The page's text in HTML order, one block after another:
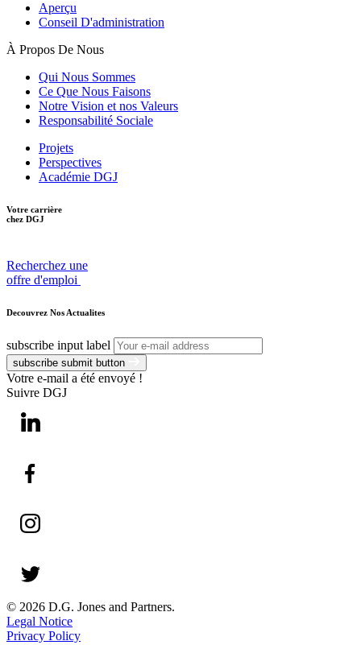
Aperçu
Conseil D'administration
À Propos De Nous
Qui Nous Sommes
Ce Que Nous Faisons
Notre Vision et nos Valeurs
Responsabilité Sociale
Projets
Perspectives
Académie DGJ
Votre carrière
chez DGJ
Recherchez une
offre d'emploi
Decouvrez Nos Actualites
subscribe input label
subscribe submit button
Votre e-mail a été envoyé !
Suivre DGJ
© 2026 D.G. Jones and Partners.
Legal Notice
Privacy Policy